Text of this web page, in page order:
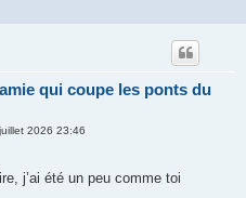
qui coupe les ponts du
2026 23:46
j’ai été un peu comme toi